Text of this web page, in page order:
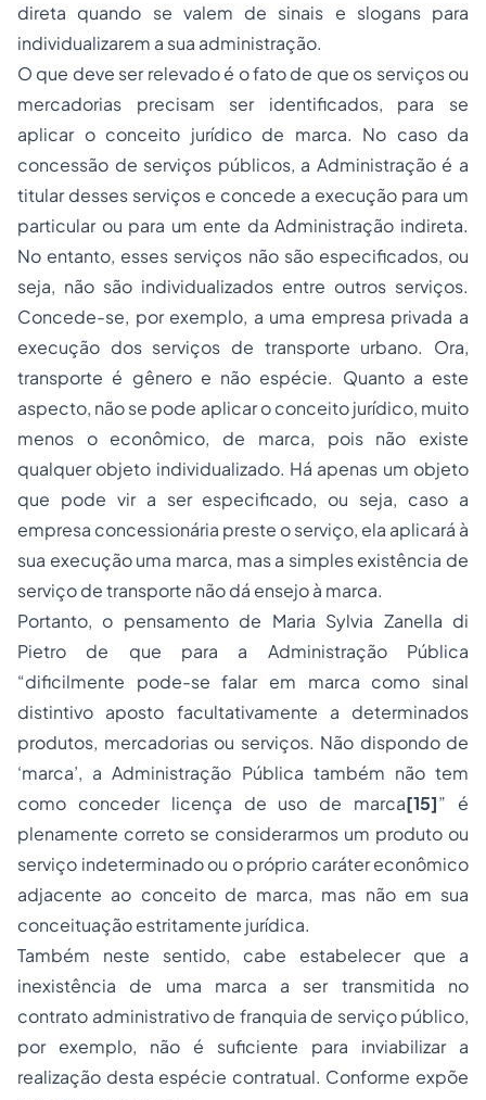
direta quando se valem de sinais e slogans para
individualizarem a sua administração.
O que deve ser relevado é o fato de que os serviços ou
mercadorias precisam ser identificados, para se
aplicar o conceito jurídico de marca. No caso da
concessão de serviços públicos, a Administração é a
titular desses serviços e concede a execução para um
particular ou para um ente da Administração indireta.
No entanto, esses serviços não são especificados, ou
seja, não são individualizados entre outros serviços.
Concede-se, por exemplo, a uma empresa privada a
execução dos serviços de transporte urbano. Ora,
transporte é gênero e não espécie. Quanto a este
aspecto, não se pode aplicar o conceito jurídico, muito
menos o econômico, de marca, pois não existe
qualquer objeto individualizado. Há apenas um objeto
que pode vir a ser especificado, ou seja, caso a
empresa concessionária preste o serviço, ela aplicará à
sua execução uma marca, mas a simples existência de
serviço de transporte não dá ensejo à marca.
Portanto, o pensamento de Maria Sylvia Zanella di
Pietro de que para a Administração Pública
“dificilmente pode-se falar em marca como sinal
distintivo aposto facultativamente a determinados
produtos, mercadorias ou serviços. Não dispondo de
‘marca’, a Administração Pública também não tem
como conceder licença de uso de marca[15]” é
plenamente correto se considerarmos um produto ou
serviço indeterminado ou o próprio caráter econômico
adjacente ao conceito de marca, mas não em sua
conceituação estritamente jurídica.
Também neste sentido, cabe estabelecer que a
inexistência de uma marca a ser transmitida no
contrato administrativo de franquia de serviço público,
por exemplo, não é suficiente para inviabilizar a
realização desta espécie contratual. Conforme expõe